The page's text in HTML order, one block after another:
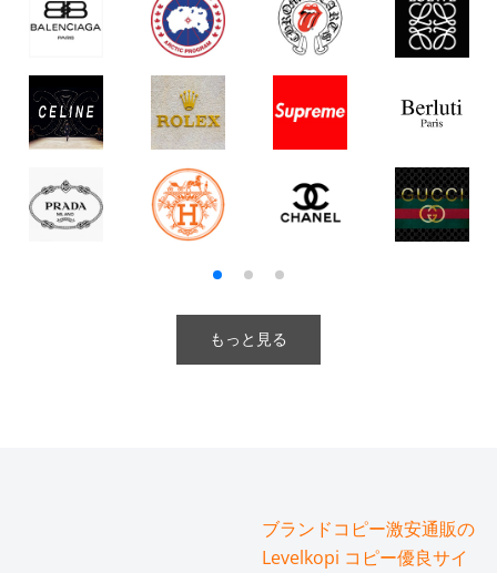
もっと見る
ブランドコピー激安通販の
Levelkopi コピー優良サイ